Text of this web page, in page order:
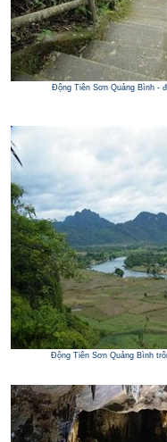
Động Tiên Sơn Quảng Bình -
Động Tiên Sơn Quảng Bình